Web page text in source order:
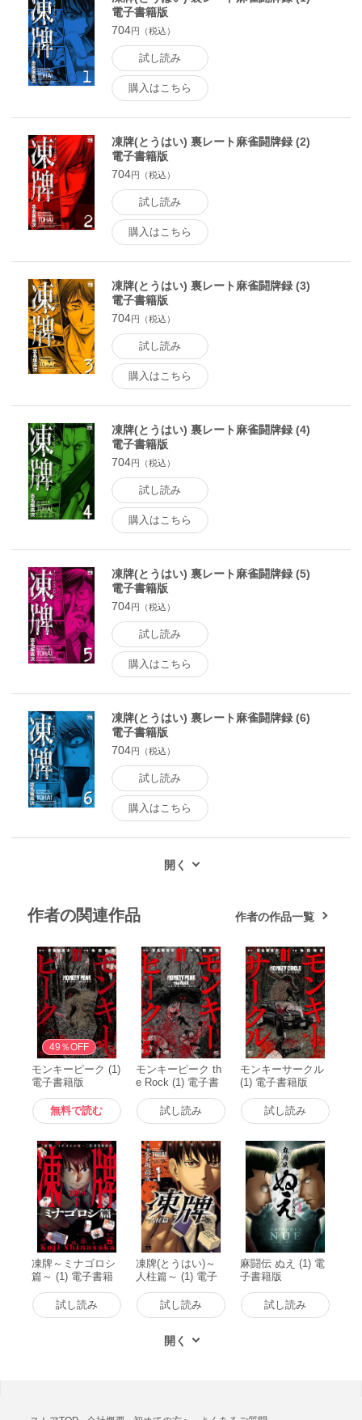
電子書籍版
704円（税込）
試し読み
購入はこちら
凍牌(とうはい) 裏レート麻雀闘牌録 (2)
電子書籍版
704円（税込）
試し読み
購入はこちら
凍牌(とうはい) 裏レート麻雀闘牌録 (3)
電子書籍版
704円（税込）
試し読み
購入はこちら
凍牌(とうはい) 裏レート麻雀闘牌録 (4)
電子書籍版
704円（税込）
試し読み
購入はこちら
凍牌(とうはい) 裏レート麻雀闘牌録 (5)
電子書籍版
704円（税込）
試し読み
購入はこちら
凍牌(とうはい) 裏レート麻雀闘牌録 (6)
電子書籍版
704円（税込）
試し読み
購入はこちら
作者の関連作品 作者の作品一覧
無料
49％OFF
モンキーピーク (1)
電子書籍版
無料で読む
モンキーピーク th
e Rock (1) 電子書
籍版
試し読み
モンキーサークル
(1) 電子書籍版
試し読み
凍牌～ミナゴロシ
篇～ (1) 電子書籍
試し読み
凍牌(とうはい)～
人柱篇～ (1) 電子
書籍版
試し読み
麻闘伝 ぬえ (1) 電
子書籍版
試し読み